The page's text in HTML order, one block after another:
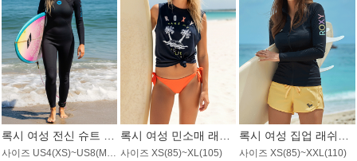
사이즈 XS(85)~XL(105) 사이즈 XS(85)~XXL(110)